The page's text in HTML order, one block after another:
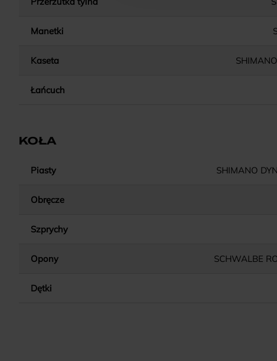
Manetki
Kaseta
Łańcuch
KOŁA
Piasty SHIMANO
Obręcze
Szprychy
Opony SCHWALBE
Dętki